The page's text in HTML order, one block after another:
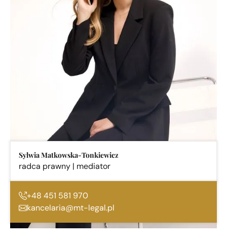
Sylwia Matkowska-Tonkiewicz
radca prawny | mediator
+48 451 581 970
kancelaria@mt-legal.pl